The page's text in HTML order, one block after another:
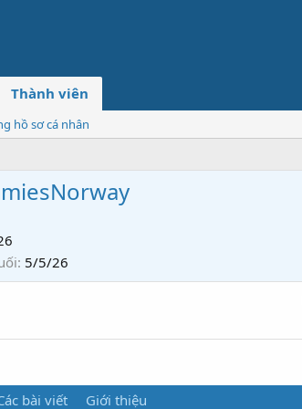
Thành viên
hồ sơ cá nhân
5/5/26
bài viết Giới thiệu